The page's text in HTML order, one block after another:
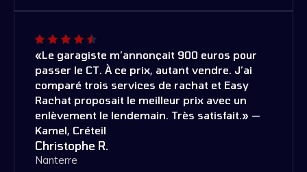
«Le garagiste m’annonçait 900 euros pour
passer le CT. À ce prix, autant vendre. J’ai
comparé trois services de rachat et Easy
Rachat proposait le meilleur prix avec un
enlèvement le lendemain. Très satisfait.» —
Kamel, Créteil
Christophe R.
Nanterre